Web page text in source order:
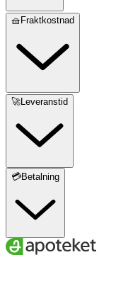
🧺Fraktkostnad
🚀Leveranstid
💳Betalning